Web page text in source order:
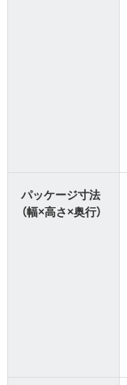
パッケージ寸法
（幅×高さ×奥行）